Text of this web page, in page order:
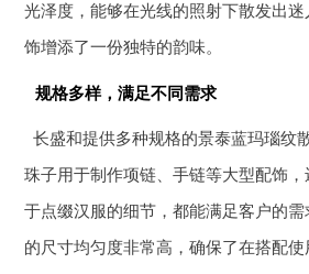
光泽度，能够在光线的照射下散发出
饰增添了一份独特的韵味。
规格多样，满足不同需求
长盛和提供多种规格的景泰蓝玛瑙纹
珠子用于制作项链、手链等大型配饰
于点缀汉服的细节，都能满足客户的
的尺寸均匀度非常高，确保了在搭配